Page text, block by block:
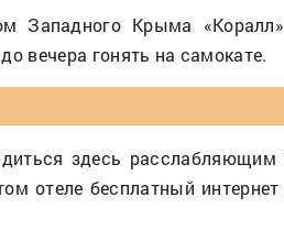
Западного Крыма
вечера гонять на самокате.
здесь
отеле бесплатный